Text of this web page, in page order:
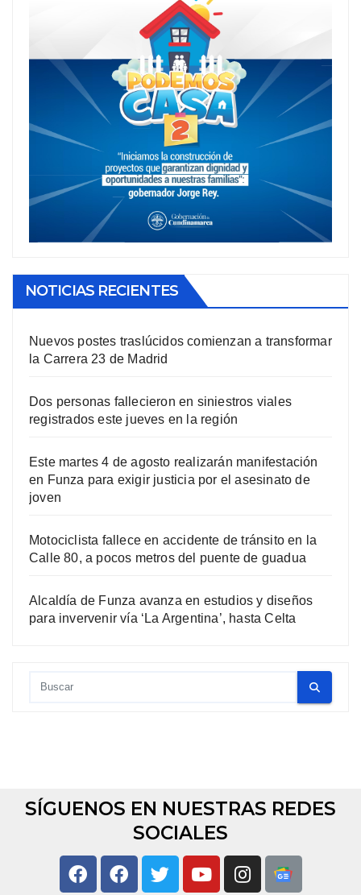
NOTICIAS RECIENTES
Nuevos postes traslúcidos comienzan a transformar
la Carrera 23 de Madrid
Dos personas fallecieron en siniestros viales
registrados este jueves en la región
Este martes 4 de agosto realizarán manifestación
en Funza para exigir justicia por el asesinato de
joven
Motociclista fallece en accidente de tránsito en la
Calle 80, a pocos metros del puente de guadua
Alcaldía de Funza avanza en estudios y diseños
para invervenir vía ‘La Argentina’, hasta Celta
SÍGUENOS EN NUESTRAS REDES
SOCIALES